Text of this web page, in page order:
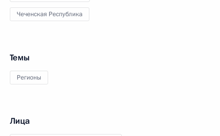
Чеченская Республика
Темы
Регионы
Лица